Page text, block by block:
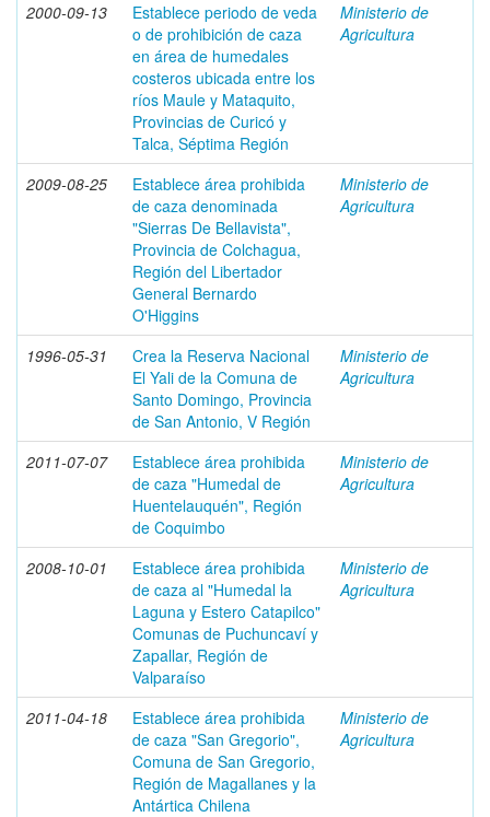
2000-09-13
Establece periodo de veda
o de prohibición de caza
en área de humedales
costeros ubicada entre los
ríos Maule y Mataquito,
Provincias de Curicó y
Talca, Séptima Región
Ministerio de
Agricultura
2009-08-25
Establece área prohibida
de caza denominada
"Sierras De Bellavista",
Provincia de Colchagua,
Región del Libertador
General Bernardo
O'Higgins
Ministerio de
Agricultura
1996-05-31
Crea la Reserva Nacional
El Yali de la Comuna de
Santo Domingo, Provincia
de San Antonio, V Región
Ministerio de
Agricultura
2011-07-07
Establece área prohibida
de caza "Humedal de
Huentelauquén", Región
de Coquimbo
Ministerio de
Agricultura
2008-10-01
Establece área prohibida
de caza al "Humedal la
Laguna y Estero Catapilco"
Comunas de Puchuncaví y
Zapallar, Región de
Valparaíso
Ministerio de
Agricultura
2011-04-18
Establece área prohibida
de caza "San Gregorio",
Comuna de San Gregorio,
Región de Magallanes y la
Antártica Chilena
Ministerio de
Agricultura